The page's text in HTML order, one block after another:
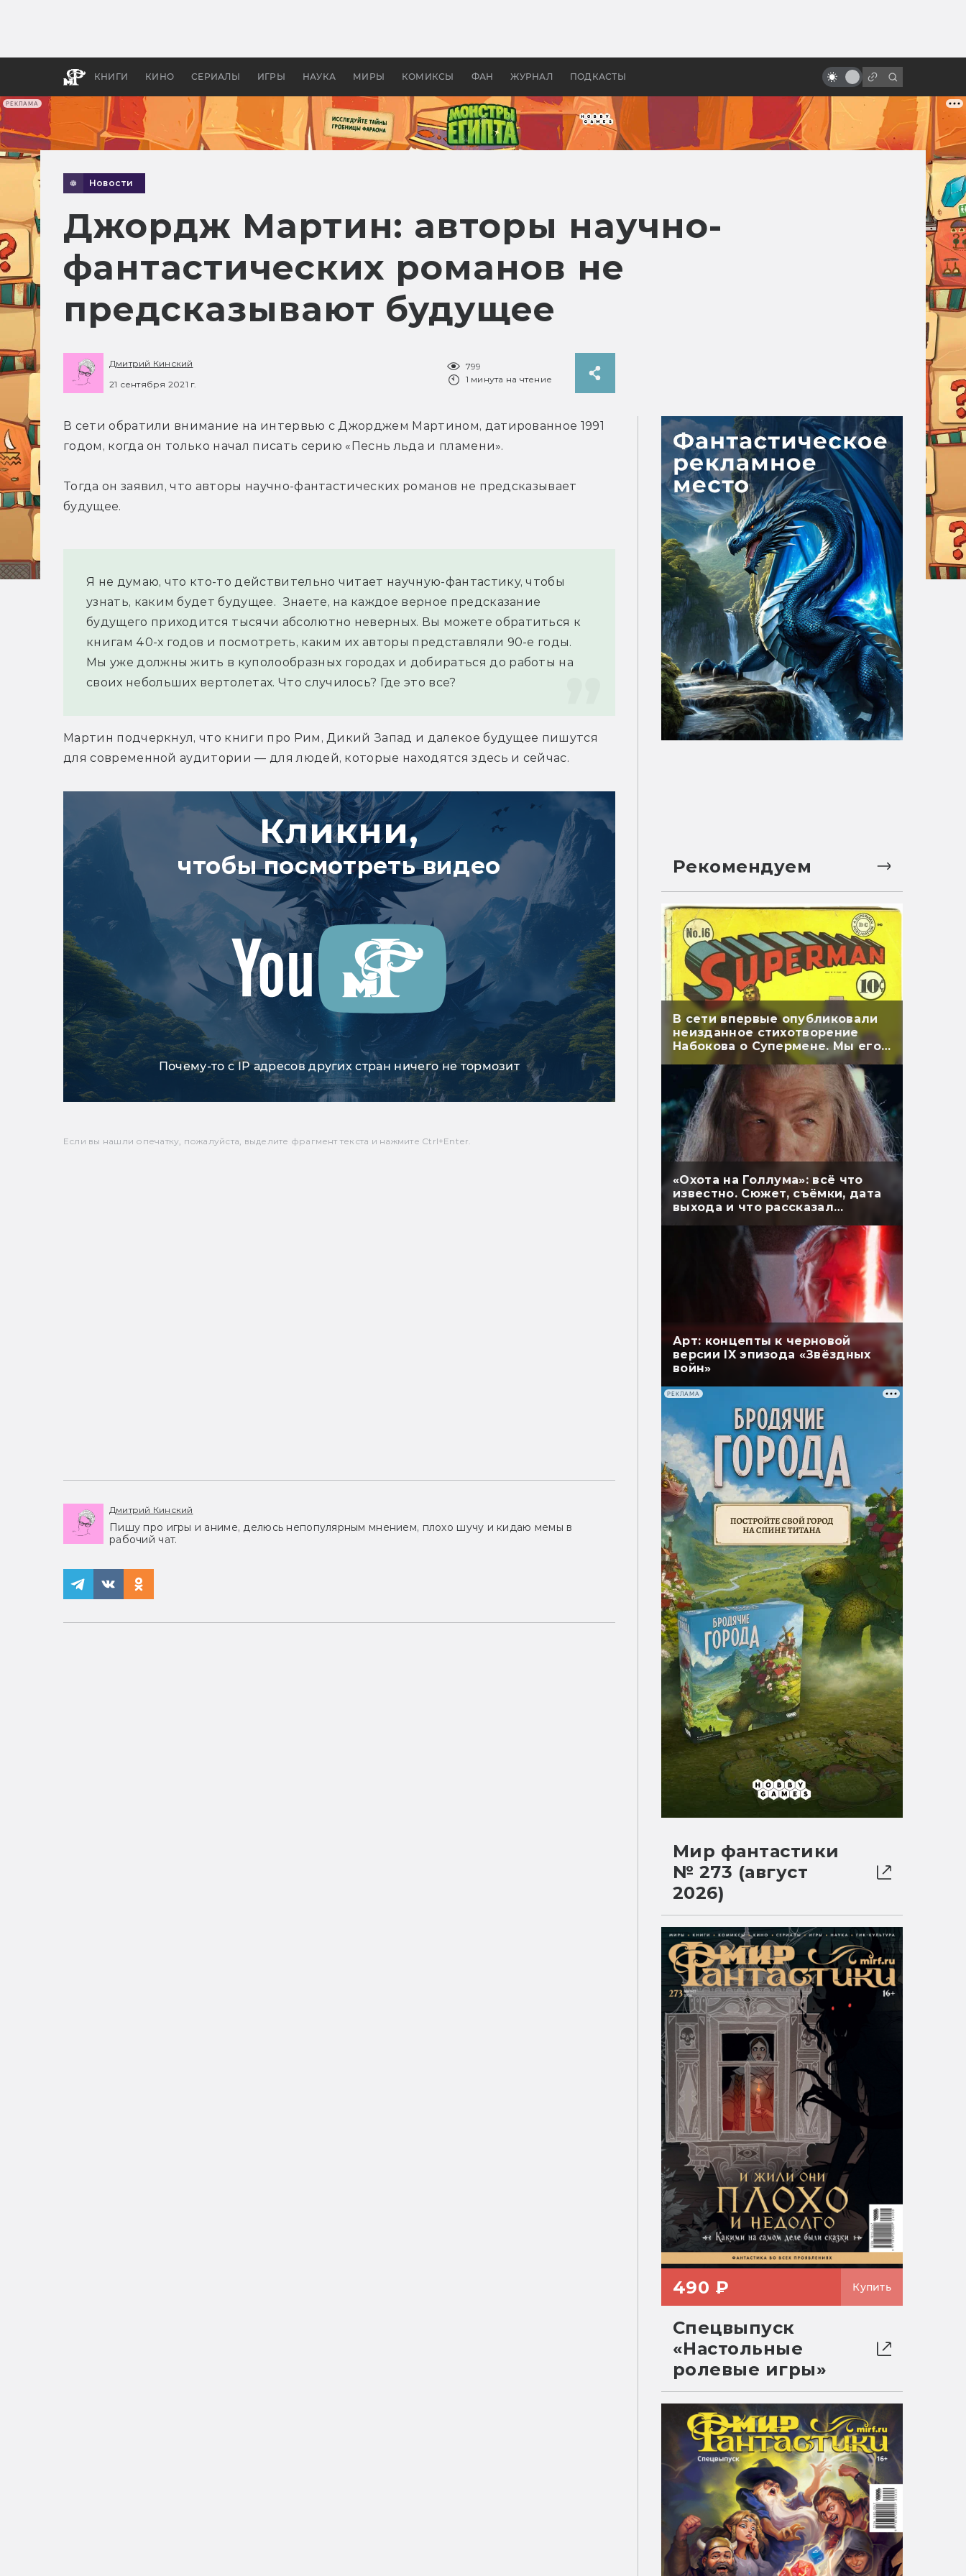
РЕКЛАМА
КНИГИ КИНО СЕРИАЛЫ ИГРЫ НАУКА МИРЫ КОМИКСЫ ФАН ЖУРНАЛ ПОДКАСТЫ
апокалипсис, в России —
бы «Властелина колец»
лучших и главных
Новости
Джордж Мартин: авторы научно-
фантастических романов не
предсказывают будущее
Дмитрий Кинский
21 сентября 2021 г.
799
1 минута на чтение
В сети обратили внимание на интервью с Джорджем Мартином, датированное 1991
годом, когда он только начал писать серию «Песнь льда и пламени».
Тогда он заявил, что авторы научно-фантастических романов не предсказывает
будущее.
Я не думаю, что кто-то действительно читает научную-фантастику, чтобы
узнать, каким будет будущее.  Знаете, на каждое верное предсказание
будущего приходится тысячи абсолютно неверных. Вы можете обратиться к
книгам 40-х годов и посмотреть, каким их авторы представляли 90-е годы.
Мы уже должны жить в куполообразных городах и добираться до работы на
своих небольших вертолетах. Что случилось? Где это все?
Мартин подчеркнул, что книги про Рим, Дикий Запад и далекое будущее пишутся
для современной аудитории — для людей, которые находятся здесь и сейчас.
Кликни,
чтобы посмотреть видео
Почему-то с IP адресов других стран ничего не тормозит
Если вы нашли опечатку, пожалуйста, выделите фрагмент текста и нажмите Ctrl+Enter.
Дмитрий Кинский
Пишу про игры и аниме, делюсь непопулярным мнением, плохо шучу и кидаю мемы в
рабочий чат.
Рекомендуем
В сети впервые опубликовали
неизданное стихотворение
Набокова о Супермене. Мы его
перевели
«Охота на Голлума»: всё что
известно. Сюжет, съёмки, дата
выхода и что рассказал
Арт: концепты к черновой
версии IX эпизода «Звёздных
войн»
РЕКЛАМА
Мир фантастики
№ 273 (август
2026)
490 ₽ Купить
Спецвыпуск
«Настольные
ролевые игры»